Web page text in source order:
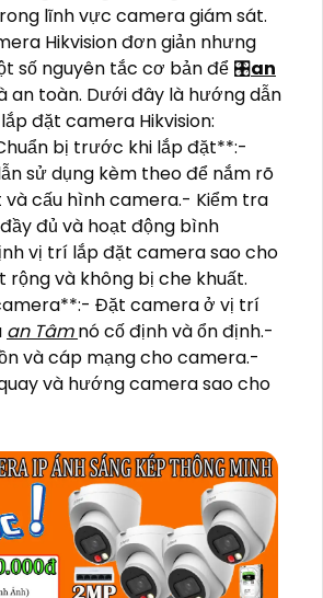
lĩnh vực camera giám sát.
Hikvision đơn giản nhưng
số nguyên tắc cơ bản để 🎛an
an toàn. Dưới đây là hướng dẫn
đặt camera Hikvision:
bị trước khi lắp đặt**:-
sử dụng kèm theo để nắm rõ
cấu hình camera.- Kiểm tra
đủ và hoạt động bình
vị trí lắp đặt camera sao cho
rộng và không bị che khuất.
Đặt camera ở vị trí
an Tâmnó cố định và ổn định.-
và cáp mạng cho camera.-
và hướng camera sao cho